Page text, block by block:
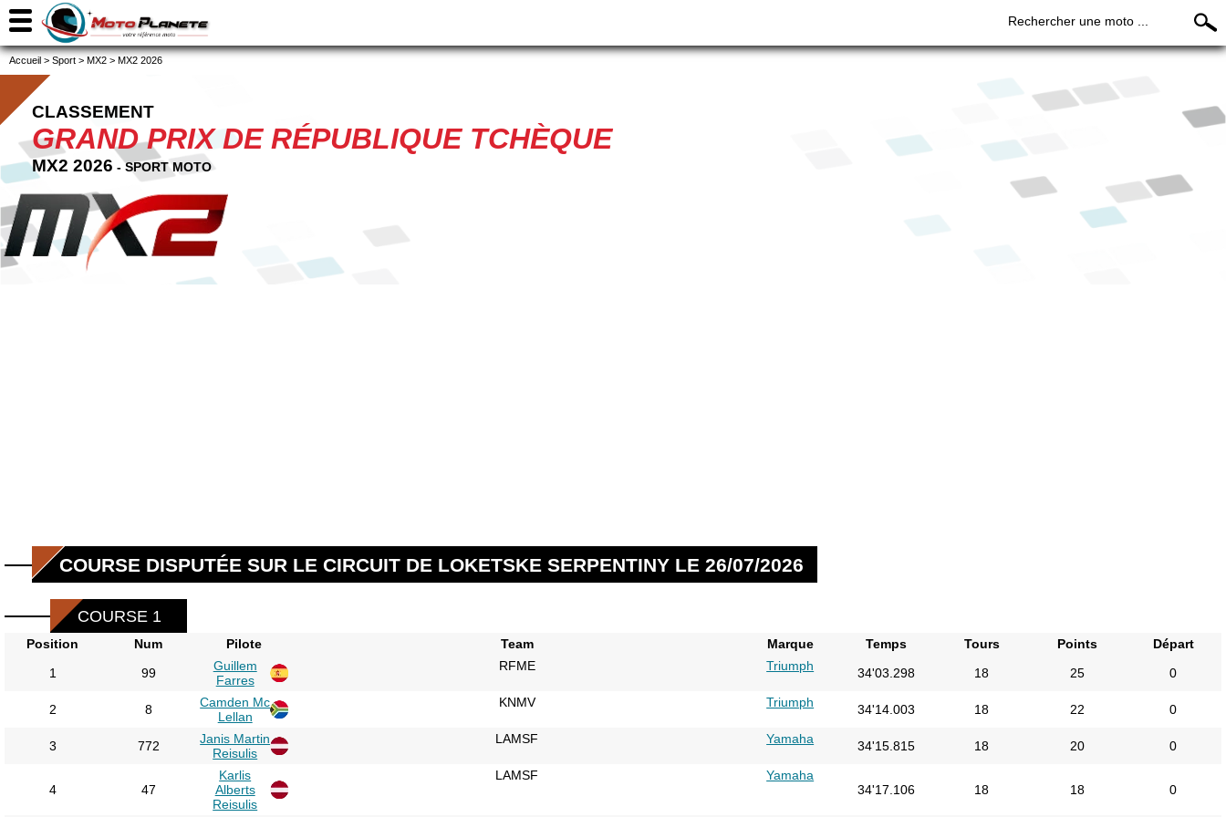
Rechercher une moto ...
Accueil > Sport > MX2 > MX2 2026
CLASSEMENT
GRAND PRIX DE RÉPUBLIQUE TCHÈQUE
MX2 2026 - SPORT MOTO
COURSE DISPUTÉE SUR LE CIRCUIT DE LOKETSKE SERPENTINY LE 26/07/2026
COURSE 1
Position Num Pilote Team Marque Temps Tours Points
Départ
1
99
Guillem
Farres
RFME Triumph 34'03.298 18 25 0
2 8
Camden Mc
Lellan
KNMV Triumph 34'14.003 18 22 0
3 772
Janis Martin
Reisulis
LAMSF Yamaha 34'15.815 18 20 0
4 47
Karlis
Alberts
Reisulis
LAMSF
Yamaha
34'17.106
18 18 0